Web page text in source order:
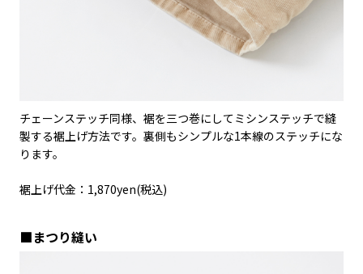
チェーンステッチ同様、裾を三つ巻にしてミシンステッチで縫
製する裾上げ方法です。裏側もシンプルな1本線のステッチにな
ります。
裾上げ代金：1,870yen(税込)
■まつり縫い